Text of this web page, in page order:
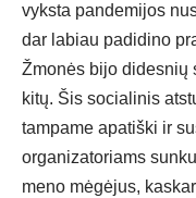
vyksta pandemijos
dar labiau padidino
Žmonės bijo didesnių
kitų. Šis socialinis
tampame apatiški ir
organizatoriams
meno mėgėjus,